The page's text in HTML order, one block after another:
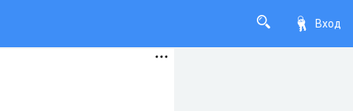
Вход